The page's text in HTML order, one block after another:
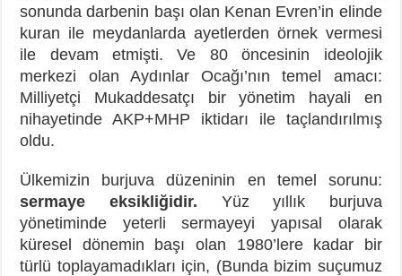
sonunda darbenin başı olan Kenan Evren’in elinde
kuran ile meydanlarda ayetlerden örnek vermesi
ile devam etmişti. Ve 80 öncesinin ideolojik
merkezi olan Aydınlar Ocağı’nın temel amacı:
Milliyetçi Mukaddesatçı bir yönetim hayali en
nihayetinde AKP+MHP iktidarı ile taçlandırılmış
oldu.
Ülkemizin burjuva düzeninin en temel sorunu:
sermaye eksikliğidir. Yüz yıllık burjuva
yönetiminde yeterli sermayeyi yapısal olarak
küresel dönemin başı olan 1980’lere kadar bir
türlü toplayamadıkları için, (Bunda bizim suçumuz